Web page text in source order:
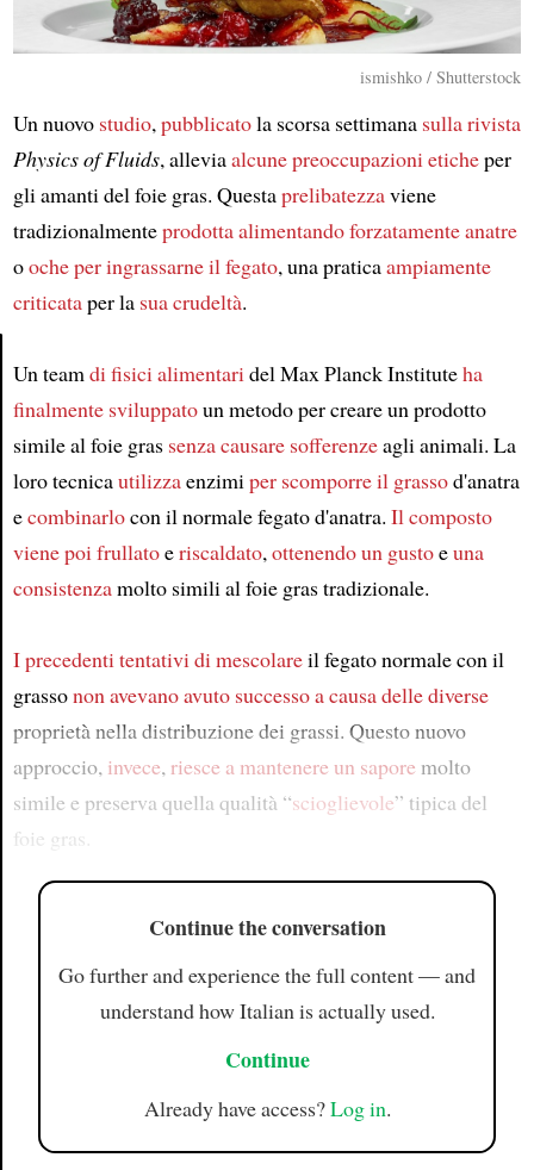
Article
ismishko / Shutterstock
Un nuovo studio, pubblicatola scorsa settimana sulla rivista
Physics of Fluids, alleviaalcune preoccupazioni eticheper
gli amanti del foie gras. Questaprelibatezzaviene
tradizionalmenteprodottaalimentando forzatamente anatre
oocheper ingrassarne il fegato, una praticaampiamente
criticataper la sua crudeltà.
Un team di fisici alimentari del Max Planck Instituteha
finalmente sviluppatoun metodo per creare un prodotto
simile al foie gras senza causare sofferenzeagli animali. La
loro tecnicautilizzaenzimi per scomporre il grassod'anatra
ecombinarlocon il normale fegato d'anatra. Il composto
viene poi frullatoeriscaldato, ottenendo un gustoeuna
consistenzamolto simili al foie gras tradizionale.
I precedenti tentativi di mescolareil fegato normale con il
grassonon avevano avuto successoa causa delle diverse
proprietà nella distribuzione dei grassi. Questo nuovo
approccio, invece, riesce a mantenereun saporemolto
simile e preserva quella qualità “scioglievole” tipica del
foie gras.
Continue the conversation
Go further and experience the full content — and
understand how Italian is actually used.
Continue
Already have access?Log in.